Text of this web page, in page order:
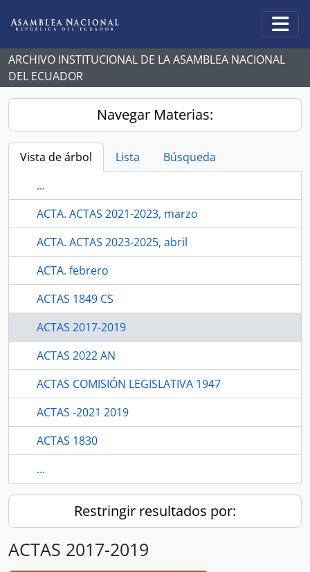
ARCHIVO INSTITUCIONAL DE LA ASAMBLEA NACIONAL
DEL ECUADOR
Navegar Materias:
Vista de árbol Lista
Búsqueda
...
ACTA. ACTAS 2021-2023, marzo
ACTA. ACTAS 2023-2025, abril
ACTA. febrero
ACTAS 1849 CS
ACTAS 2017-2019
ACTAS 2022 AN
ACTAS COMISIÓN LEGISLATIVA 1947
ACTAS -2021 2019
ACTAS 1830
...
Restringir resultados por:
ACTAS 2017-2019